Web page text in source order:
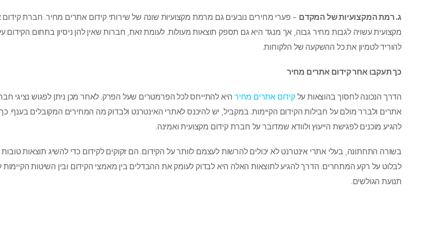
ג. רמת המקצועיות של המקדם – פערי מחירים נובעים גם מרמת מקצועיות שונה של שירותי קידום אתרים מחיר. חברת
מקצועית עשויה לגבות מחיר גבוה, אך מנגד היא גם תספק תוצאות מעולות. לעומת זאת, חברות שאין להן ניסיון בתחום הקידום
להוריד לטמיון את כל ההשקעה של הלקוחות.
כך תעקבו אחר קידום אתרים מחיר
הדרך הנכונה לחסוך בהוצאות עלקידום אתרים מחיר היא להתייחס לכל הפרמטרים שעל הפרק. לאחר מכן ניתן לפגוש נציגי
אתרים ולברר מולם על חבילות הקידום הקיימות. במקביל, יש להיכנס לאתרי האינטרנט ולבדוק מה המחירים המקובלים בענף. כך
להגיע מוכנים לפגישת הייעוץ ולוודא שמדובר על חברת קידום מקצועית ואמינה.
בשורה התחתונה, בעלי אתרי אינטרנט לא יכולים להרשות לעצמם לוותר על הקידום. הם זקוקים לקידום כדי להשיג תוצאות טובות
לבלוט על רקע המתחרים. הדרך להגיע לתוצאות האלה היא לבדוק לעומק את ההבדלים בין מאמצי הקידום ובין השיטות
תנועת הגולשים.